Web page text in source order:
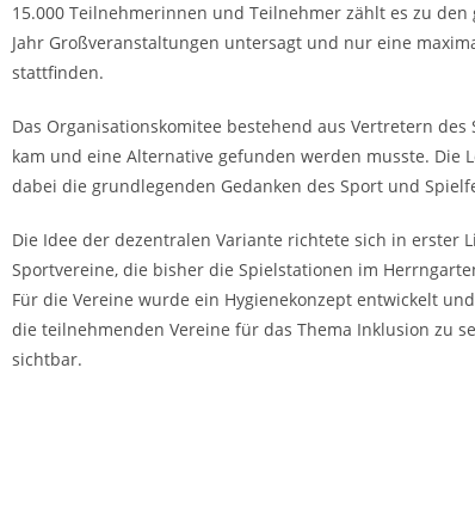
15.000 Teilnehmerinnen und Teilnehmer zählt es zu
Jahr Großveranstaltungen untersagt und nur eine
stattfinden.
Das Organisationskomitee bestehend aus Vertretern
kam und eine Alternative gefunden werden musste.
dabei die grundlegenden Gedanken des Sport und
Die Idee der dezentralen Variante richtete sich in erster
Sportvereine, die bisher die Spielstationen im
Für die Vereine wurde ein Hygienekonzept entwickelt
die teilnehmenden Vereine für das Thema Inklusion zu
sichtbar.